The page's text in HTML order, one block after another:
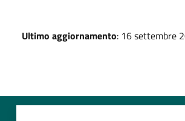
Ultimo aggiornamento: 16 settembre